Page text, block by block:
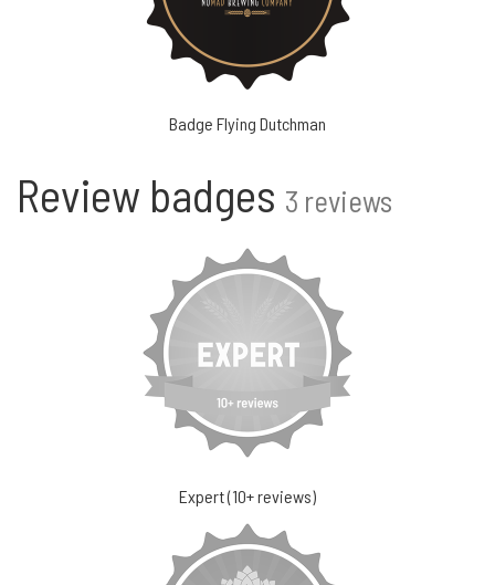
Badge Flying Dutchman
Review badges 3 reviews
Expert (10+ reviews)